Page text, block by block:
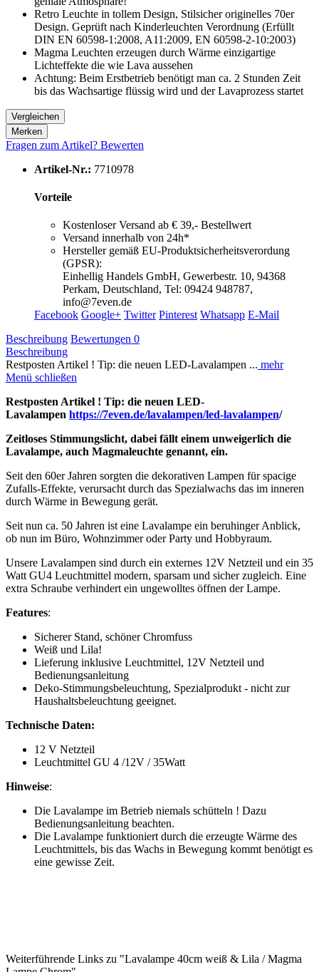
Retro Leuchte in tollem Design, Stilsicher originelles 70er
Design. Geprüft nach Kinderleuchten Verordnung (Erfüllt
DIN EN 60598-1:2008, A11:2009, EN 60598-2-10:2003)
Magma Leuchten erzeugen durch Wärme einzigartige
Lichteffekte die wie Lava aussehen
Achtung: Beim Erstbetrieb benötigt man ca. 2 Stunden Zeit
bis das Wachsartige flüssig wird und der Lavaprozess startet
Vergleichen
Merken
Fragen zum Artikel? Bewerten
Artikel-Nr.: 7710978
Vorteile
Kostenloser Versand ab € 39,- Bestellwert
Versand innerhalb von 24h*
Hersteller gemäß EU-Produktsicherheitsverordung
(GPSR):
Einhellig Handels GmbH, Gewerbestr. 10, 94368
Perkam, Deutschland, Tel: 09424 948787,
info@7even.de
Facebook Google+ Twitter Pinterest Whatsapp E-Mail
Beschreibung Bewertungen 0
Beschreibung
Restposten Artikel ! Tip: die neuen LED-Lavalampen ... mehr
Menü schließen
Restposten Artikel ! Tip: die neuen LED-
Lavalampen https://7even.de/lavalampen/led-lavalampen/
Zeitloses Stimmungslicht, dabei fällt einem unweigerlich die
Lavalampe, auch Magmaleuchte genannt, ein.
Seit den 60er Jahren sorgten die dekorativen Lampen für spacige
Zufalls-Effekte, verursacht durch das Spezialwachs das im inneren
durch Wärme in Bewegung gerät.
Seit nun ca. 50 Jahren ist eine Lavalampe ein beruhinger Anblick,
ob nun im Büro, Wohnzimmer oder Party und Hobbyraum.
Unsere Lavalampen sind durch ein externes 12V Netzteil und ein 35
Watt GU4 Leuchtmittel modern, sparsam und sicher zugleich. Eine
extra Schraube verhindert ein ungewolltes öffnen der Lampe.
Features:
Sicherer Stand, schöner Chromfuss
Weiß und Lila!
Lieferung inklusive Leuchtmittel, 12V Netzteil und
Bedienungsanleitung
Deko-Stimmungsbeleuchtung, Spezialprodukt - nicht zur
Haushaltsbeleuchtung geeignet.
Technische Daten:
12 V Netzteil
Leuchtmittel GU 4 /12V / 35Watt
Hinweise:
Die Lavalampe im Betrieb niemals schütteln ! Dazu
Bedienungsanleitung beachten.
Die Lavalampe funktioniert durch die erzeugte Wärme des
Leuchtmittels, bis das Wachs in Bewegung kommt benötigt es
eine gewisse Zeit.
Weiterführende Links zu "Lavalampe 40cm weiß & Lila / Magma